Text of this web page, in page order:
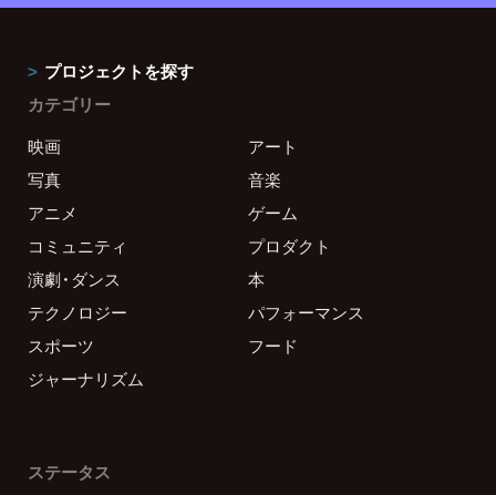
プロジェクトを探す
カテゴリー
映画
アート
写真
音楽
アニメ
ゲーム
コミュニティ
プロダクト
演劇・ダンス
本
テクノロジー
パフォーマンス
スポーツ
フード
ジャーナリズム
ステータス